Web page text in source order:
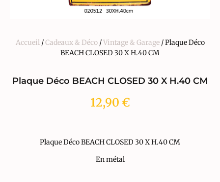
Accueil/Cadeaux & Déco/Vintage & Garage/ Plaque Déco
BEACH CLOSED 30 X H.40 CM
Plaque Déco BEACH CLOSED 30 X H.40 CM
12,90 €
Plaque Déco BEACH CLOSED 30 X H.40 CM
En métal